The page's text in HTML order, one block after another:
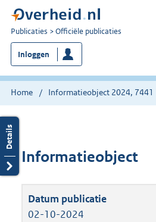
U
bent
nu
hier:
Publicaties Officiële publicaties
Inloggen
Home Informatieobject 2024, 7441
Informatieobject
02-10-2024